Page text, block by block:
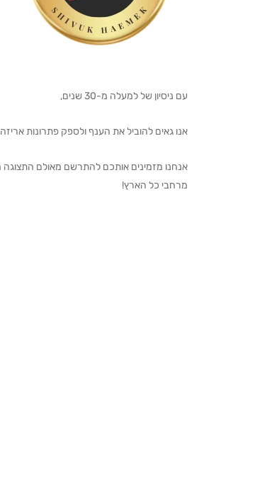
עם ניסיון של למעלה מ-30 שנים,
אנו גאים להוביל את הענף ולספק פתרונות
מרחבי כל הארץ!